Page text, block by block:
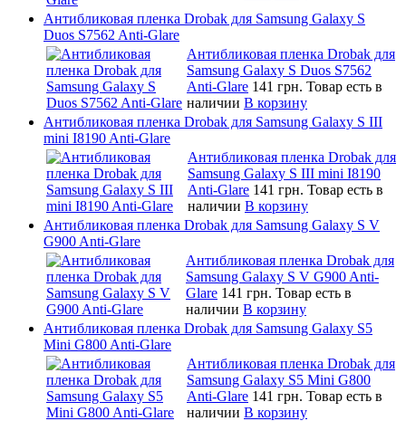
Антибликовая пленка Drobak для Samsung Galaxy S
Duos S7562 Anti-Glare
Антибликовая пленка Drobak для
Samsung Galaxy S Duos S7562
Anti-Glare 141 грн. Товар есть в
наличии В корзину
Антибликовая пленка Drobak для Samsung Galaxy S III
mini I8190 Anti-Glare
Антибликовая пленка Drobak для
Samsung Galaxy S III mini I8190
Anti-Glare 141 грн. Товар есть в
наличии В корзину
Антибликовая пленка Drobak для Samsung Galaxy S V
G900 Anti-Glare
Антибликовая пленка Drobak для
Samsung Galaxy S V G900 Anti-
Glare 141 грн. Товар есть в
наличии В корзину
Антибликовая пленка Drobak для Samsung Galaxy S5
Mini G800 Anti-Glare
Антибликовая пленка Drobak для
Samsung Galaxy S5 Mini G800
Anti-Glare 141 грн. Товар есть в
наличии В корзину